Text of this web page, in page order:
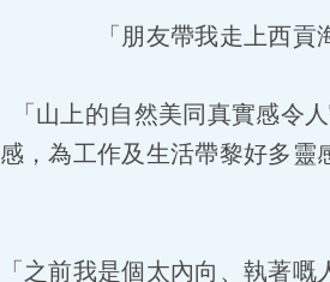
「朋友帶我走上西
「山上的自然美同真實感令
感，為工作及生活帶黎好多
「之前我是個太內向、執著